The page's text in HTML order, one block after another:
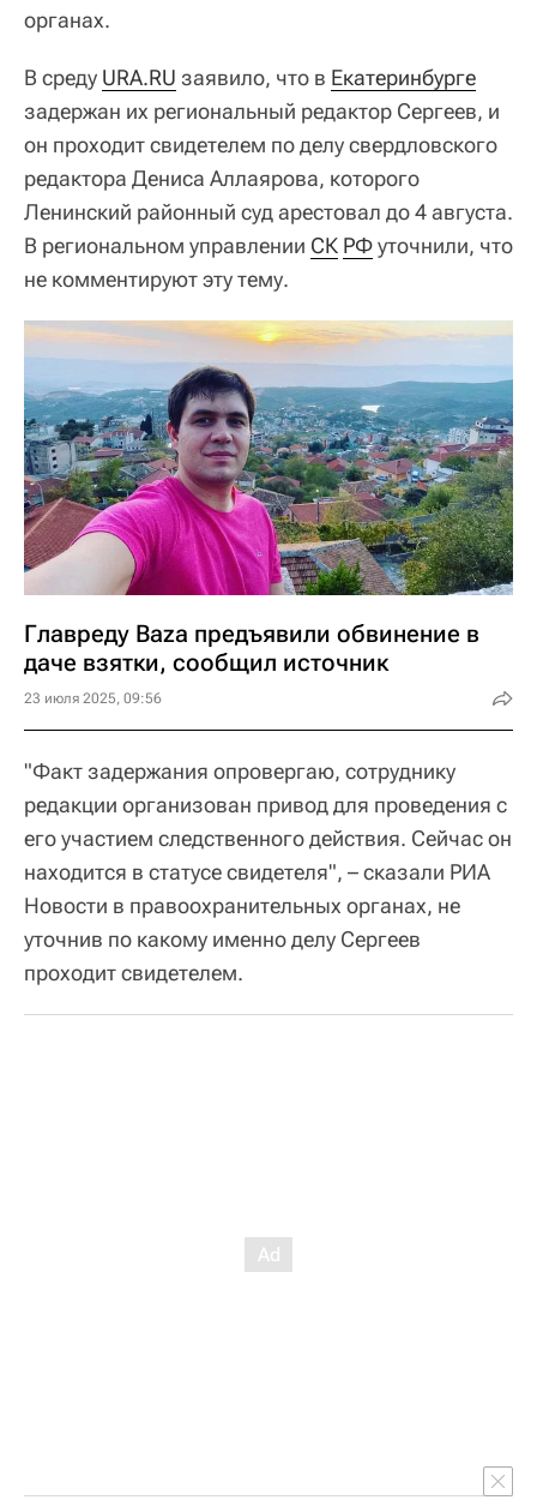
органах.
В среду URA.RU заявило, что в Екатеринбурге
задержан их региональный редактор Сергеев, и
он проходит свидетелем по делу свердловского
редактора Дениса Аллаярова, которого
Ленинский районный суд арестовал до 4 августа.
В региональном управлении СК РФуточнили, что
не комментируют эту тему.
Главреду Baza предъявили обвинение в
даче взятки, сообщил источник
23 июля 2025, 09:56
"Факт задержания опровергаю, сотруднику
редакции организован привод для проведения с
его участием следственного действия. Сейчас он
находится в статусе свидетеля", – сказали РИА
Новости в правоохранительных органах, не
уточнив по какому именно делу Сергеев
проходит свидетелем.